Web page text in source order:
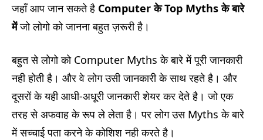
जहाँ आप जान सकते है Computer के Top Myths के बारे
मेंजो लोगो को जानना बहुत ज़रूरी है।
बहुत से लोगो को Computer Myths के बारे में पूरी जानकारी
नही होती है। और वे लोग उसी जानकारी के साथ रहते है। और
दूसरों के यही आधी-अधूरी जानकारी शेयर कर देते है। जो एक
तरह से अफवाह के रूप ले लेता है। पर लोग उस Myths के बारे
में सच्चाई पता करने के कोशिश नही करते है।